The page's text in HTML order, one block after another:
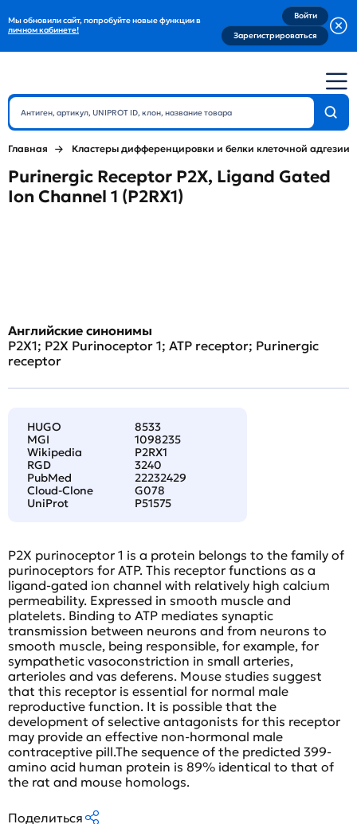
Мы обновили сайт, попробуйте новые функции в
личном кабинете!
Войти
Зарегистрироваться
Главная Кластеры дифференцировки и белки клеточной адгезии
Purinergic Receptor P2X, Ligand Gated
Ion Channel 1 (P2RX1)
Английские синонимы
P2X1; P2X Purinoceptor 1; ATP receptor; Purinergic
receptor
HUGO
8533
MGI
1098235
Wikipedia
P2RX1
RGD
3240
PubMed
22232429
Cloud-Clone
G078
UniProt
P51575
P2X purinoceptor 1 is a protein belongs to the family of
purinoceptors for ATP. This receptor functions as a
ligand-gated ion channel with relatively high calcium
permeability. Expressed in smooth muscle and
platelets. Binding to ATP mediates synaptic
transmission between neurons and from neurons to
smooth muscle, being responsible, for example, for
sympathetic vasoconstriction in small arteries,
arterioles and vas deferens. Mouse studies suggest
that this receptor is essential for normal male
reproductive function. It is possible that the
development of selective antagonists for this receptor
may provide an effective non-hormonal male
contraceptive pill.The sequence of the predicted 399-
amino acid human protein is 89% identical to that of
the rat and mouse homologs.
Поделиться